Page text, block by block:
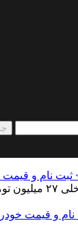
ثبت نام و
خودرو؛ این
نام و قیمت